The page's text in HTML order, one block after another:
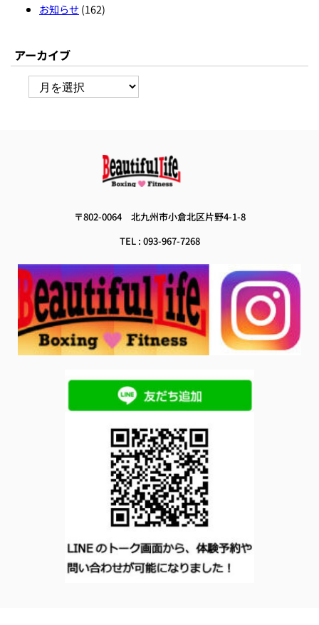
お知らせ(162)
アーカイブ
ー
〒802-0064 北九州市小倉北区片野4-1-8
TEL : 093-967-7268